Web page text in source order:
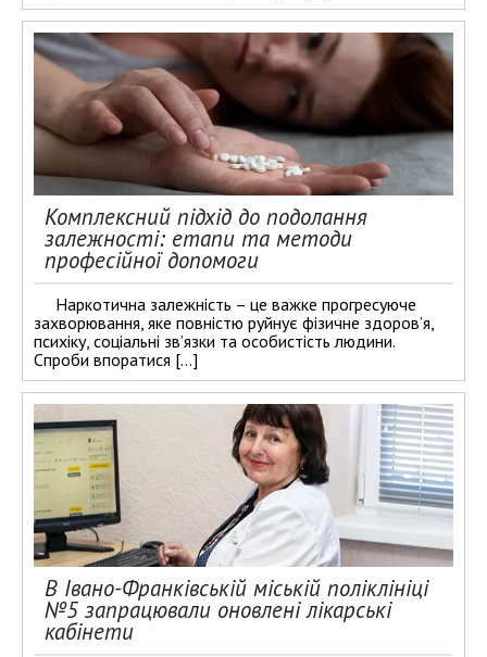
Комплексний підхід до подолання
залежності: етапи та методи
професійної допомоги
Наркотична залежність – це важке прогресуюче
захворювання, яке повністю руйнує фізичне здоров’я,
психіку, соціальні зв’язки та особистість людини.
Спроби впоратися […]
В Івано-Франківській міській поліклініці
№5 запрацювали оновлені лікарські
кабінети